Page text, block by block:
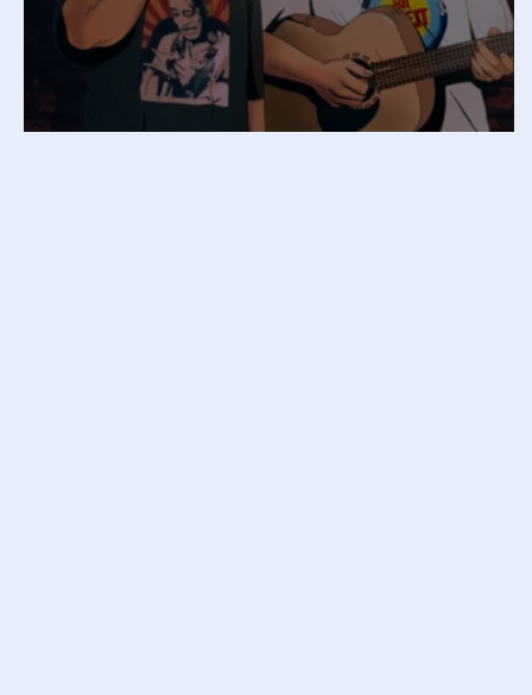
“JAYA RADHE SHYAM” di Sam La